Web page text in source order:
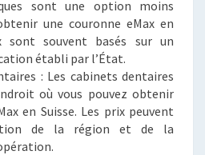
sont une option moins
une couronne eMax en
sont souvent basés sur un
établi par l’État.
: Les cabinets dentaires
où vous pouvez obtenir
en Suisse. Les prix peuvent
de la région et de la